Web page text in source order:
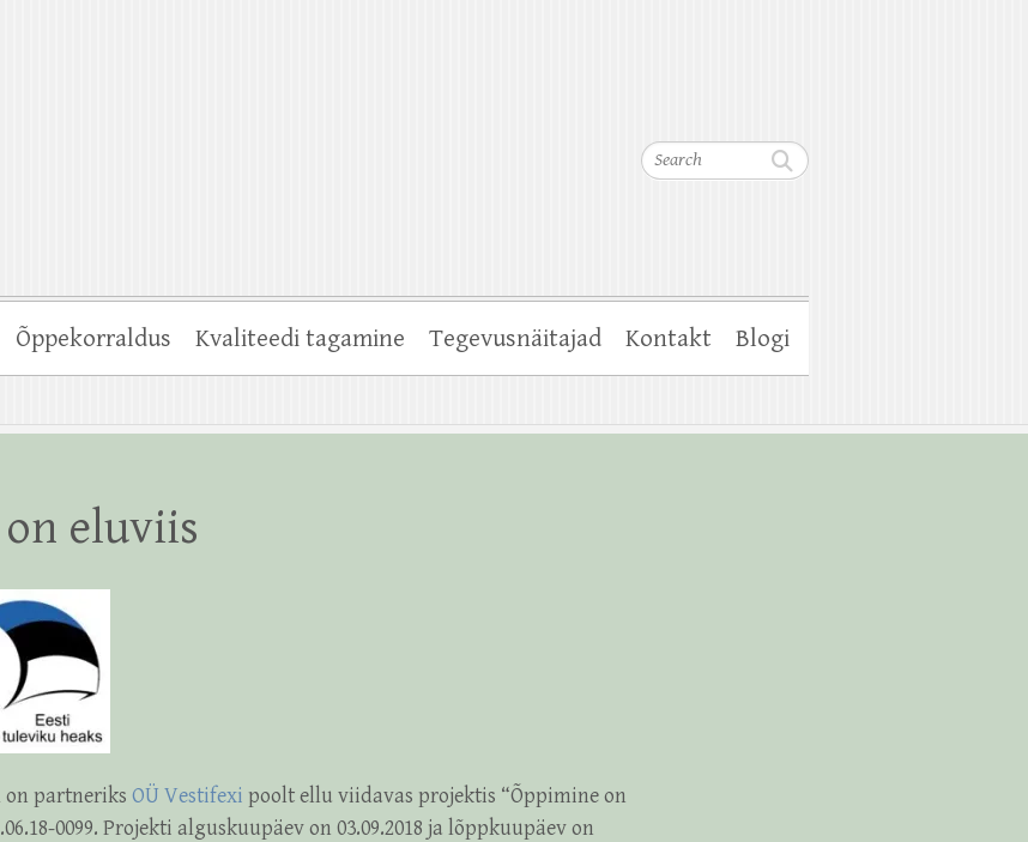
Search
Õppekorraldus Kvaliteedi tagamine Tegevusnäitajad Kontakt Blogi
eluviis
on partneriks OÜ Vestifexi poolt ellu viidavas projektis “Õppimine on
0099. Projekti alguskuupäev on 03.09.2018 ja lõppkuupäev on